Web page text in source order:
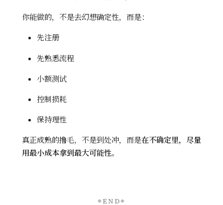
你能做的，不是去幻想确定性，而是：
先注册
先熟悉流程
小额测试
控制损耗
保持理性
真正成熟的撸毛，不是到处冲，而是在不确定里，尽量
用最小成本拿到最大可能性。
◆END◆